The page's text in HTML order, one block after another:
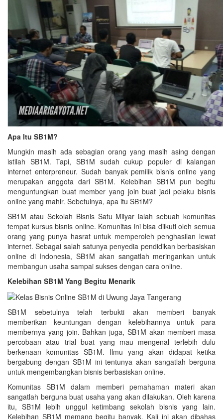
Apa Itu SB1M?
Mungkin masih ada sebagian orang yang masih asing dengan
istilah SB1M. Tapi, SB1M sudah cukup populer di kalangan
internet enterpreneur. Sudah banyak pemilik bisnis online yang
merupakan anggota dari SB1M. Kelebihan SB1M pun begitu
menguntungkan buat member yang join buat jadi pelaku bisnis
online yang mahir. Sebetulnya, apa itu SB1M?
SB1M atau Sekolah Bisnis Satu Milyar ialah sebuah komunitas
tempat kursus bisnis online. Komunitas ini bisa diikuti oleh semua
orang yang punya hasrat untuk memperoleh penghasilan lewat
internet. Sebagai salah satunya penyedia pendidikan berbasiskan
online di Indonesia, SB1M akan sangatlah meringankan untuk
membangun usaha sampai sukses dengan cara online.
Kelebihan SB1M Yang Begitu Menarik
SB1M sebetulnya telah terbukti akan memberi banyak
memberikan keuntungan dengan kelebihannya untuk para
membernya yang join. Bahkan juga, SB1M akan memberi masa
percobaan atau trial buat yang mau mengenal terlebih dulu
berkenaan komunitas SB1M. Ilmu yang akan didapat ketika
bergabung dengan SB1M ini tentunya akan sangatlah berguna
untuk mengembangkan bisnis berbasiskan online.
Komunitas SB1M dalam memberi pemahaman materi akan
sangatlah berguna buat usaha yang akan dilakukan. Oleh karena
itu, SB1M lebih unggul ketimbang sekolah bisnis yang lain.
Kelebihan SB1M memang begitu banyak. Kali ini akan dibahas